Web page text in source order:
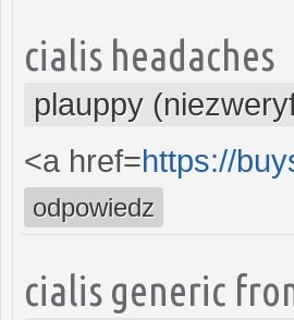
cialis headaches
plauppy
<a href=https://
odpowiedz
cialis generic